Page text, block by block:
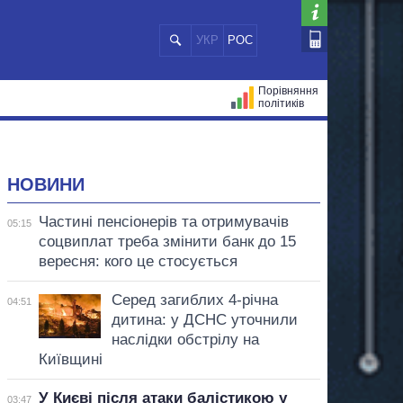
УКР РОС
Порівняння
політиків
НОВИНИ
05:15
Частині пенсіонерів та отримувачів
соцвиплат треба змінити банк до 15
вересня: кого це стосується
04:51
Серед загиблих 4-річна
дитина: у ДСНС уточнили
наслідки обстрілу на
Київщині
03:47
У Києві після атаки балістикою у